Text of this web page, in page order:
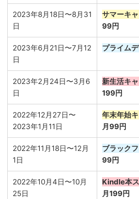
2023年8月18日〜8月31
日
サマーキ
99円
2023年6月21日〜7月12
日
プライム
2023年2月24日〜3月6
日
新生活キ
199円
2022年12月27日〜
2023年1月11日
年末年始
月99円
2022年11月18日〜12月
1日
ブラック
99円
2022年10月4日〜10月
25日
Kindle本
月199円